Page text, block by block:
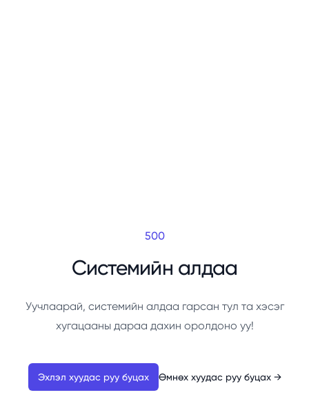
500
Системийн алдаа
Уучлаарай, системийн алдаа гарсан тул та хэсэг
хугацааны дараа дахин оролдоно уу!
Эхлэл хуудас руу буцах Өмнөх хуудас руу буцах →